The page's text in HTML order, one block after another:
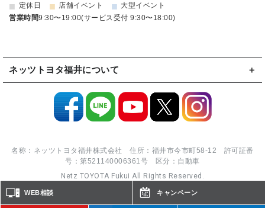
WEB相談 キャンペーン
■ 定休日 ■ 店舗イベント ■ 大型イベント
営業時間9:30〜19:00(サービス受付 9:30〜18:00)
ネッツトヨタ福井について
名称：ネッツトヨタ福井株式会社 住所：福井市今市町58-12 許可証番
号：第521140006361号 区分：自動車
Netz TOYOTA Fukui All Rights Reserved.